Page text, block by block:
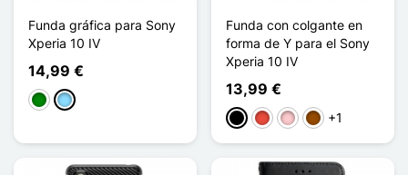
Funda gráfica para Sony
Xperia 10 IV
14,99 €
VerdeAzul claro
Funda con colgante en
forma de Y para el Sony
Xperia 10 IV
13,99 €
NegroRojoRosaMarrón
+1